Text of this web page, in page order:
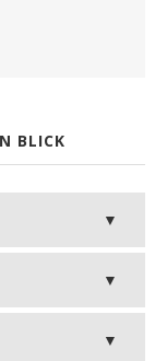
BLICK